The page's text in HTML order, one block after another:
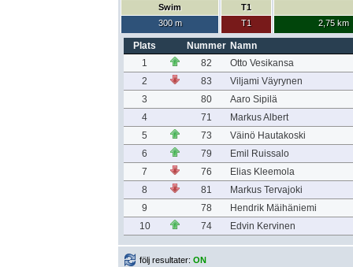
Swim
300 m
T1
T1
2,75 km
Plats Nummer Namn
1
82
Otto Vesikansa
2
83
Viljami Väyrynen
3
80
Aaro Sipilä
4
71
Markus Albert
5
73
Väinö Hautakoski
6
79
Emil Ruissalo
7
76
Elias Kleemola
8
81
Markus Tervajoki
9
78
Hendrik Mäihäniemi
10
74 Edvin Kervinen
följ resultater: ON